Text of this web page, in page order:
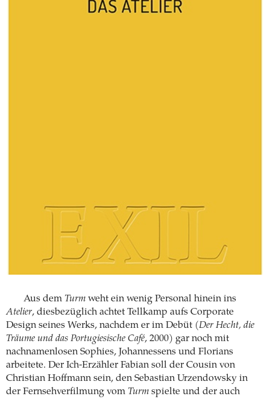
Aus dem Turmweht ein wenig Personal hinein ins
Atelier, diesbezüglich achtet Tellkamp aufs Corporate
Design seines Werks, nachdem er im Debüt (Der Hecht, die
Träume und das Portugiesische Café, 2000) gar noch mit
nachnamenlosen Sophies, Johannessens und Florians
arbeitete. Der Ich-Erzähler Fabian soll der Cousin von
Christian Hoffmann sein, den Sebastian Urzendowsky in
der Fernsehverfilmung vom Turm spielte und der auch